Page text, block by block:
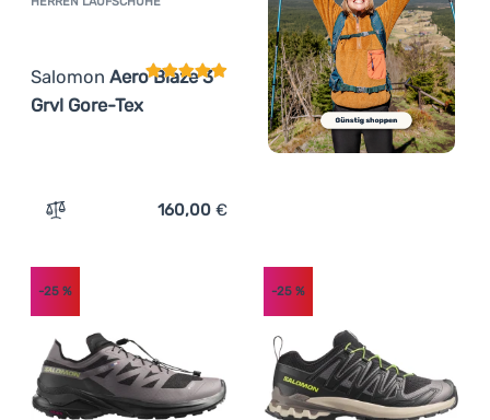
Salomon Aero Blaze 3
Grvl Gore-Tex
Kundenbewertung
Zum Vergleich 'Herren Laufschuhe Salomon Aero Blaze
160,00 €
-25 % -25%